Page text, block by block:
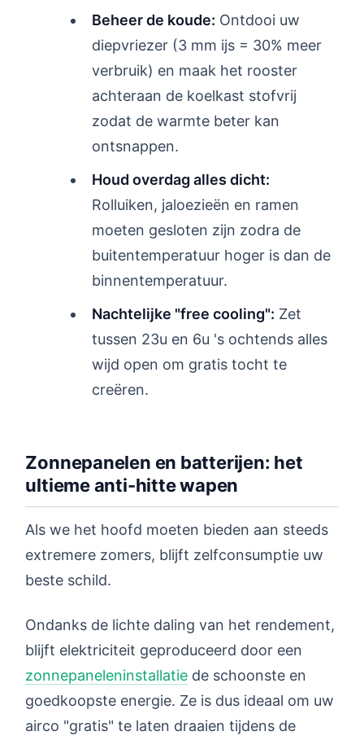
Beheer de koude: Ontdooi uw
diepvriezer (3 mm ijs = 30% meer
verbruik) en maak het rooster
achteraan de koelkast stofvrij
zodat de warmte beter kan
ontsnappen.
Houd overdag alles dicht:
Rolluiken, jaloezieën en ramen
moeten gesloten zijn zodra de
buitentemperatuur hoger is dan de
binnentemperatuur.
Nachtelijke "free cooling": Zet
tussen 23u en 6u 's ochtends alles
wijd open om gratis tocht te
creëren.
Zonnepanelen en batterijen: het
ultieme anti-hitte wapen
Als we het hoofd moeten bieden aan steeds
extremere zomers, blijft zelfconsumptie uw
beste schild.
Ondanks de lichte daling van het rendement,
blijft elektriciteit geproduceerd door een
zonnepaneleninstallatie de schoonste en
goedkoopste energie. Ze is dus ideaal om uw
airco "gratis" te laten draaien tijdens de